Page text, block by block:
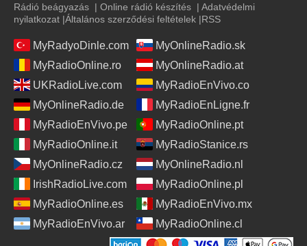
Rádió beágyazás | Online rádió készítés | Adatvédelmi
nyilatkozat |Általános szerződési feltételek |RSS
MyRadyoDinle.com
MyOnlineRadio.sk
MyRadioOnline.ro
MyOnlineRadio.at
UKRadioLive.com
MyRadioEnVivo.co
MyOnlineRadio.de
MyRadioEnLigne.fr
MyRadioEnVivo.pe
MyRadioOnline.pt
MyRadioOnline.it
MyRadioStanice.rs
MyOnlineRadio.cz
MyOnlineRadio.nl
IrishRadioLive.com
MyRadioOnline.pl
MyRadioOnline.es
MyRadioEnVivo.mx
MyRadioEnVivo.ar
MyRadioOnline.cl